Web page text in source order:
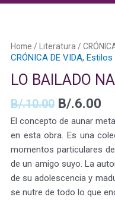
Home / Literatura /
CRÓNICA DE VIDA, Estilos
LO BAILADO
B/.10.00 B/.6.00
El concepto de aunar
en esta obra. Es una
momentos particulares
de un amigo suyo. La
de su adolescencia y
se nutre de todo lo que